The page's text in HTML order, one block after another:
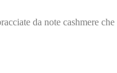
da note cashmere